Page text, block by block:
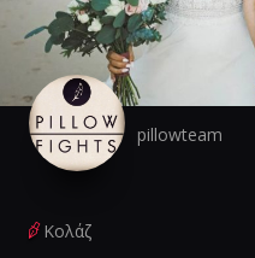
pillowteam
Κολάζ